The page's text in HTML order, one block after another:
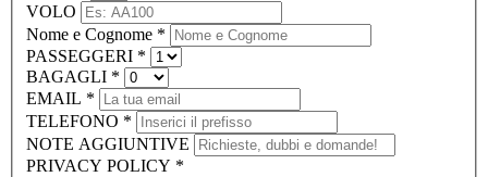
VOLO
Nome e Cognome *
PASSEGGERI *
BAGAGLI *
EMAIL *
TELEFONO *
NOTE AGGIUNTIVE
PRIVACY POLICY *